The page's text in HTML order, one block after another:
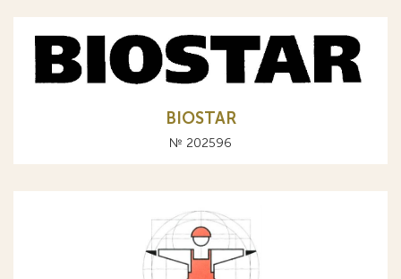
BIOSTAR
№ 202596